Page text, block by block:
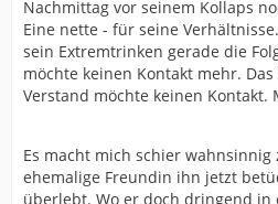
Nachmittag vor seinem Kollaps
Eine nette - für seine
sein Extremtrinken gerade die
möchte keinen Kontakt mehr.
Verstand möchte keinen Kontakt.
Es macht mich schier wahnsinnig
ehemalige Freundin ihn jetzt
überlebt. Wo er doch dringend